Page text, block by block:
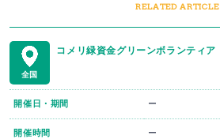
RELATED ARTICLE
全国
コメリ緑資金グリーンボランティア
開催日・期間 ー
開催時間 ー